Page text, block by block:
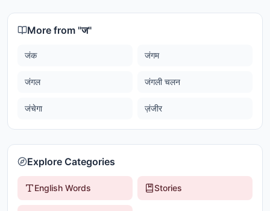
More from "ज"
जंक जंगम
जंगल जंगली चलन
जंचेगा ज़ंजीर
Explore Categories
English Words Stories